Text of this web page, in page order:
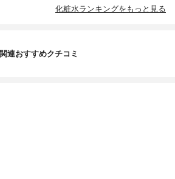
化粧水ランキングをもっと見る
関連おすすめクチコミ